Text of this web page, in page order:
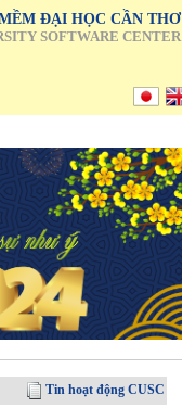
ĐẠI HỌC CẦN THƠ
SOFTWARE CENTER
Tin hoạt động CUSC